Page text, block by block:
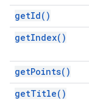
getId( )
getIndex( )
getPoints( )
getTitle( )